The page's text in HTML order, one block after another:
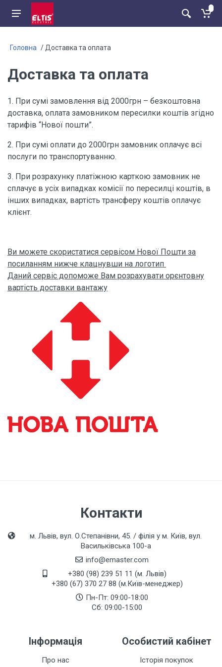
Головна / Доставка та оплата
Доставка та оплата
1. При сумі замовлення від 2000грн – безкоштовна
доставка, оплата замовником пересилки коштів згідно
тарифів “Нової пошти”.
2. При сумі оплати до 2000грн замовник оплачує всі
послуги по транспортуванню.
3. При розрахунку платіжною карткою замовник не
сплачує в усіх випадках комісії по пересилці коштів, в
інших випадках, вартість трансферу коштів оплачує
клієнт.
Ви можете скористатися сервісом Нової Пошти за
посиланням нижче клацнувши на логотип
Даний сервіс допоможе Вам розрахувати орєнтовну
вартість доставки вантажу
Контакти
м. Львів, вул. О.Степанівни, 45. / філія у м. Київ, вул.
Васильківська 100-а
info@emaster.com
+380 (98) 239 51 11 (м. Львів)
+380 (67) 370 27 88 (м.Київ-менеджер)
Пн-Пт: 09:00-18:00
Сб: 09:00-15:00
Інформація
Про нас
Особистий кабінет
Історія покупок